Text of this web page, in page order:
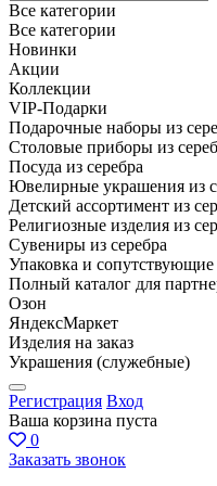
Все категории
Все категории
Новинки
Акции
Коллекции
VIP-Подарки
Подарочные наборы из
Столовые приборы из
Посуда из серебра
Ювелирные украшения из
Детский ассортимент из
Религиозные изделия из
Сувениры из серебра
Упаковка и
Полный каталог для
Озон
ЯндексМаркет
Изделия на заказ
Украшения (служебные)
Регистрация Вход
Ваша корзина пуста
0
Заказать звонок